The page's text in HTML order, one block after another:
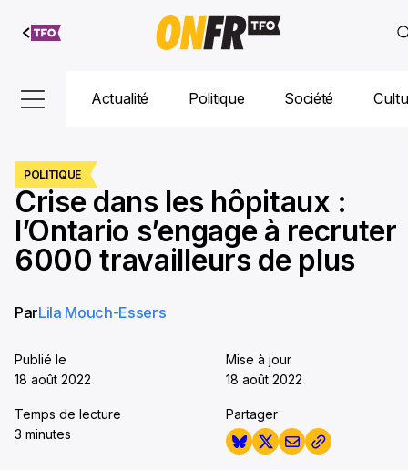
Aller au
contenu
Actualité Politique Société
POLITIQUE
Crise dans les hôpitaux :
l’Ontario s’engage à recruter
6000 travailleurs de plus
ParLila Mouch-Essers
Publié le
18 août 2022
Mise à jour
18 août 2022
Temps de lecture
3 minutes
Partager